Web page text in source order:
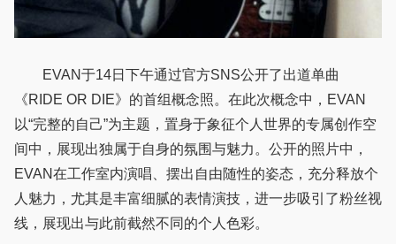
EVAN于14日下午通过官方SNS公开了出道单曲
《RIDE OR DIE》的首组概念照。在此次概念中，EVAN
以“完整的自己”为主题，置身于象征个人世界的专属创作空
间中，展现出独属于自身的氛围与魅力。公开的照片中，
EVAN在工作室内演唱、摆出自由随性的姿态，充分释放个
人魅力，尤其是丰富细腻的表情演技，进一步吸引了粉丝视
线，展现出与此前截然不同的个人色彩。